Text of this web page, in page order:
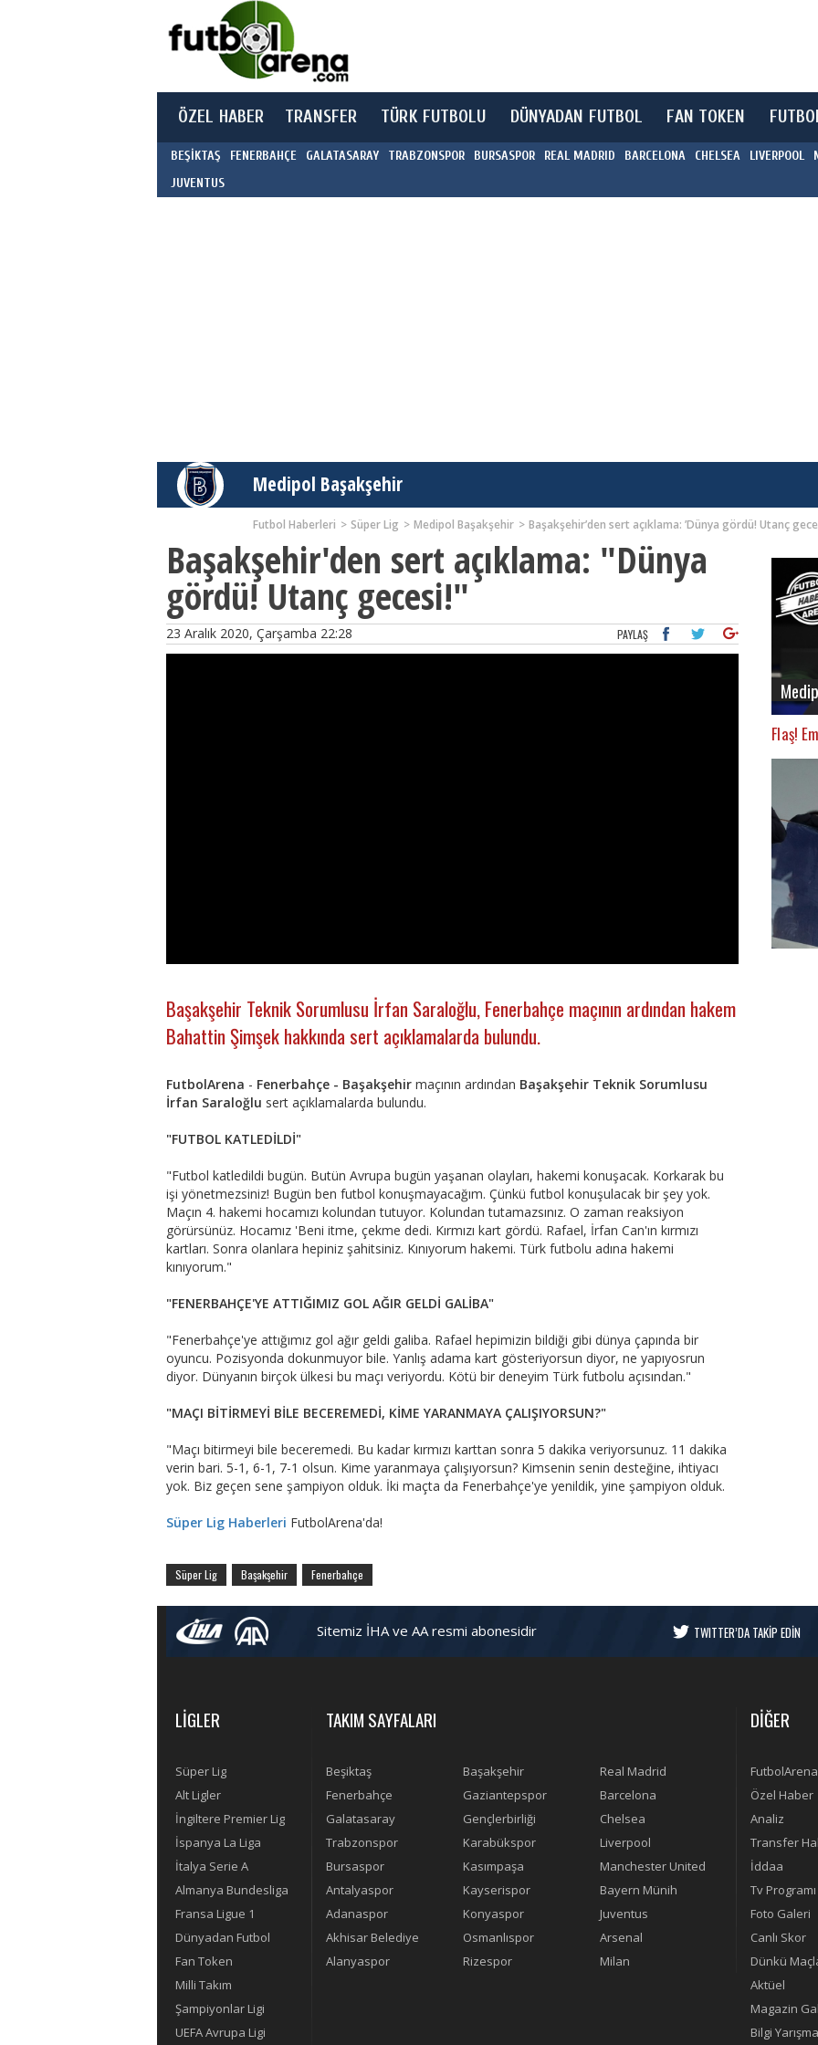
ÖZEL HABER TRANSFER TÜRK FUTBOLU DÜNYADAN FUTBOL FAN TOKEN
BEŞİKTAŞ FENERBAHÇE GALATASARAY TRABZONSPOR BURSASPOR REAL MADRID BARCELONA CHELSEA LIVERPOOL
JUVENTUS
Medipol Başakşehir
Futbol Haberleri Süper Lig Medipol Başakşehir Başakşehir’den sert açıklama: ’Dünya gördü! Utanç
Başakşehir'den sert açıklama: "Dünya
gördü! Utanç gecesi!"
23 Aralık 2020, Çarşamba 22:28 PAYLAŞ
Başakşehir Teknik Sorumlusu İrfan Saraloğlu, Fenerbahçe maçının ardından hakem
Bahattin Şimşek hakkında sert açıklamalarda bulundu.
FutbolArena - Fenerbahçe - Başakşehir maçının ardından Başakşehir Teknik Sorumlusu
İrfan Saraloğlu sert açıklamalarda bulundu.
"FUTBOL KATLEDİLDİ"
"Futbol katledildi bugün. Butün Avrupa bugün yaşanan olayları, hakemi konuşacak. Korkarak bu
işi yönetmezsiniz! Bugün ben futbol konuşmayacağım. Çünkü futbol konuşulacak bir şey yok.
Maçın 4. hakemi hocamızı kolundan tutuyor. Kolundan tutamazsınız. O zaman reaksiyon
görürsünüz. Hocamız 'Beni itme, çekme dedi. Kırmızı kart gördü. Rafael, İrfan Can'ın kırmızı
kartları. Sonra olanlara hepiniz şahitsiniz. Kınıyorum hakemi. Türk futbolu adına hakemi
kınıyorum."
"FENERBAHÇE'YE ATTIĞIMIZ GOL AĞIR GELDİ GALİBA"
"Fenerbahçe'ye attığımız gol ağır geldi galiba. Rafael hepimizin bildiği gibi dünya çapında bir
oyuncu. Pozisyonda dokunmuyor bile. Yanlış adama kart gösteriyorsun diyor, ne yapıyosrun
diyor. Dünyanın birçok ülkesi bu maçı veriyordu. Kötü bir deneyim Türk futbolu açısından."
"MAÇI BİTİRMEYİ BİLE BECEREMEDİ, KİME YARANMAYA ÇALIŞIYORSUN?"
"Maçı bitirmeyi bile beceremedi. Bu kadar kırmızı karttan sonra 5 dakika veriyorsunuz. 11 dakika
verin bari. 5-1, 6-1, 7-1 olsun. Kime yaranmaya çalışıyorsun? Kimsenin senin desteğine, ihtiyacı
yok. Biz geçen sene şampiyon olduk. İki maçta da Fenerbahçe'ye yenildik, yine şampiyon olduk.
Süper Lig Haberleri FutbolArena'da!
Süper Lig Başakşehir Fenerbahçe
Flaş!
Sitemiz İHA ve AA resmi abonesidir TWITTER’DA TAKİP EDİN
LİGLER
Süper Lig
Alt Ligler
İngiltere Premier Lig
İspanya La Liga
İtalya Serie A
Almanya Bundesliga
Fransa Ligue 1
Dünyadan Futbol
Fan Token
Milli Takım
Şampiyonlar Ligi
UEFA Avrupa Ligi
TAKIM SAYFALARI
Beşiktaş Başakşehir
Real Madrid
Fenerbahçe
Gaziantepspor
Barcelona
Galatasaray
Gençlerbirliği
Chelsea
Trabzonspor
Karabükspor
Liverpool
Bursaspor
Kasımpaşa
Manchester United
Antalyaspor
Kayserispor
Bayern Münih
Adanaspor
Konyaspor
Juventus
Akhisar Belediye
Osmanlıspor
Arsenal
Alanyaspor
Rizespor Milan
DİĞER
Özel Haber
Analiz
Transfer
İddaa
Tv Programı
Foto Galeri
Canlı Skor
Dünkü
Aktüel
Magazin
Bilgi